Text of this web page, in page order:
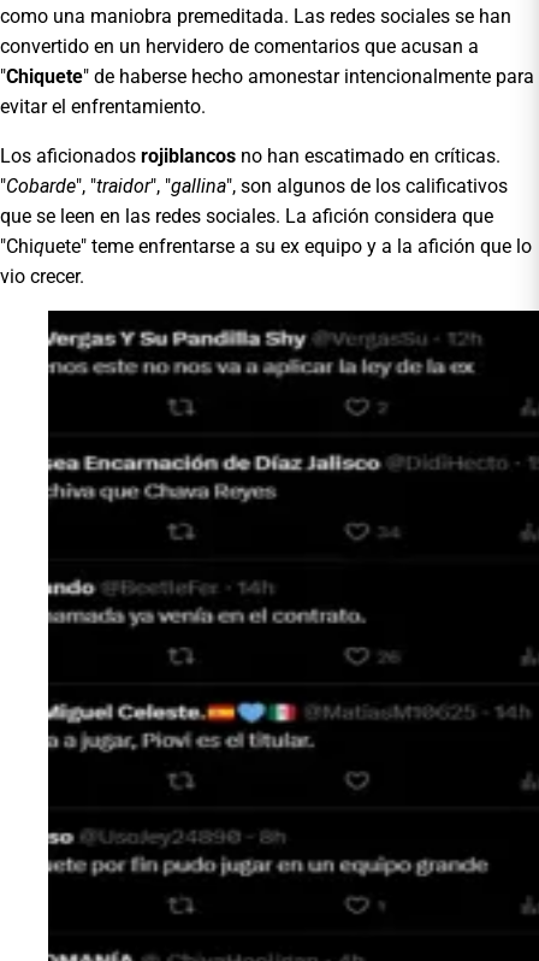
como una maniobra premeditada. Las redes sociales se han
convertido en un hervidero de comentarios que acusan a
"Chiquete" de haberse hecho amonestar intencionalmente para
evitar el enfrentamiento.
Los aficionados rojiblancos no han escatimado en críticas.
"Cobarde", "traidor", "gallina", son algunos de los calificativos
que se leen en las redes sociales. La afición considera que
"Chiquete" teme enfrentarse a su ex equipo y a la afición que lo
vio crecer.